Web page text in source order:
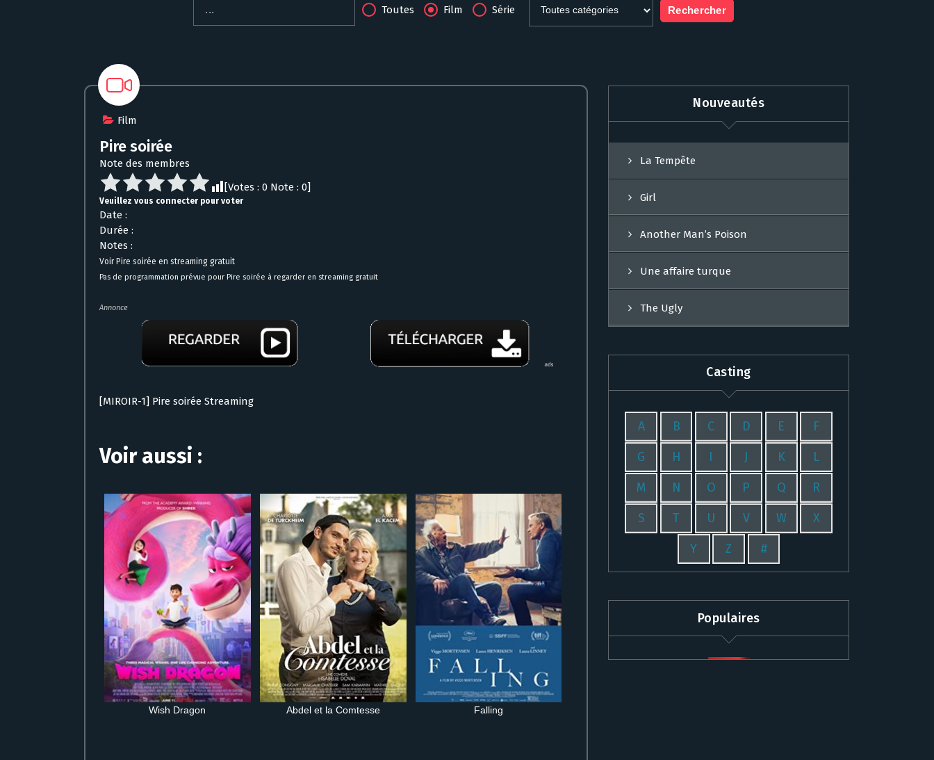
Toutes Film Série
Film
Pire soirée
Note des membres
[Votes : 0 Note : 0]
Veuillez vous connecter pour voter
Date :
Durée :
Notes :
Voir Pire soirée en streaming gratuit
Pas de programmation prévue pour Pire soirée à regarder en streaming gratuit
Annonce
[MIROIR-1] Pire soirée Streaming
Voir aussi :
Wish Dragon Abdel et la Comtesse Falling
Nouveautés
La Tempête
Girl
Another Man’s Poison
Une affaire turque
The Ugly
Casting
A B C D E F
G H I J K L
M N O P Q R
S T U V W X
Y Z #
Populaires